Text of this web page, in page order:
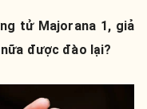
tử Majorana 1, giả
được đào lại?